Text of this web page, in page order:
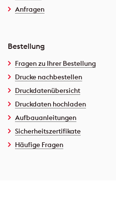
Anfragen
Bestellung
Fragen zu Ihrer Bestellung
Drucke nachbestellen
Druckdatenübersicht
Druckdaten hochladen
Aufbauanleitungen
Sicherheitszertifikate
Häufige Fragen